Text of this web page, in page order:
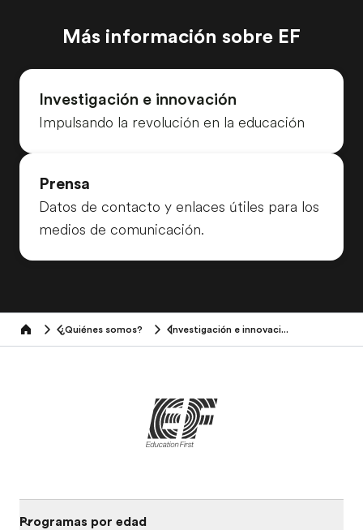
Más información sobre EF
Investigación e innovación
Impulsando la revolución en la educación
Prensa
Datos de contacto y enlaces útiles para los
medios de comunicación.
Home ¿Quiénes somos? Investigación e innovación
Programas por edad